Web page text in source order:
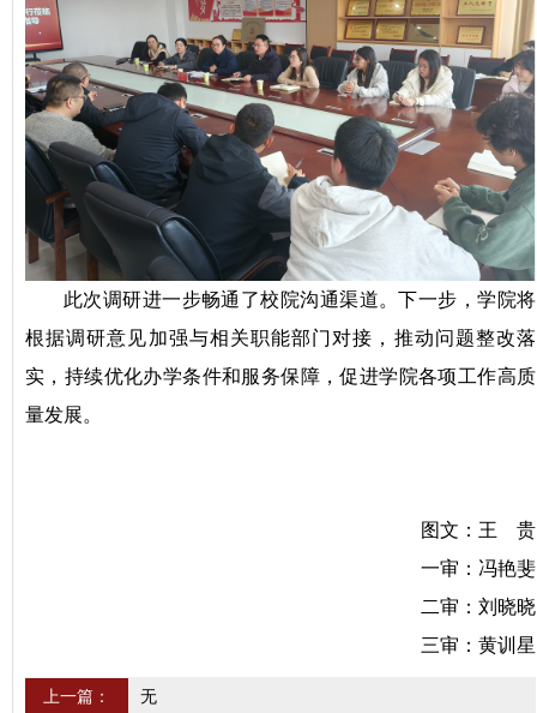
此次调研进一步畅通了校院沟通渠道。下一步，学院将
根据调研意见加强与相关职能部门对接，推动问题整改落
实，持续优化办学条件和服务保障，促进学院各项工作高质
量发展。
图文：王 贵
一审：冯艳斐
二审：刘晓晓
三审：黄训星
上一篇： 无